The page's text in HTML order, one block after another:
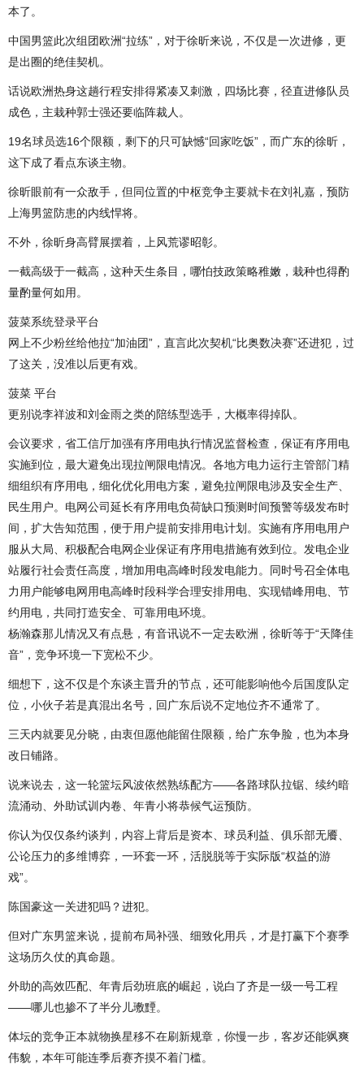
本了。
中国男篮此次组团欧洲“拉练”，对于徐昕来说，不仅是一次进修，更
是出圈的绝佳契机。
话说欧洲热身这趟行程安排得紧凑又刺激，四场比赛，径直进修队员
成色，主栽种郭士强还要临阵裁人。
19名球员选16个限额，剩下的只可缺憾“回家吃饭”，而广东的徐昕，
这下成了看点东谈主物。
徐昕眼前有一众敌手，但同位置的中枢竞争主要就卡在刘礼嘉，预防
上海男篮防患的内线悍将。
不外，徐昕身高臂展摆着，上风荒谬昭彰。
一截高级于一截高，这种天生条目，哪怕技政策略稚嫩，栽种也得酌
量酌量何如用。
菠菜系统登录平台
网上不少粉丝给他拉“加油团”，直言此次契机“比奥数决赛”还进犯，过
了这关，没准以后更有戏。
菠菜 平台
更别说李祥波和刘金雨之类的陪练型选手，大概率得掉队。
会议要求，省工信厅加强有序用电执行情况监督检查，保证有序用电
实施到位，最大避免出现拉闸限电情况。各地方电力运行主管部门精
细组织有序用电，细化优化用电方案，避免拉闸限电涉及安全生产、
民生用户。电网公司延长有序用电负荷缺口预测时间预警等级发布时
间，扩大告知范围，便于用户提前安排用电计划。实施有序用电用户
服从大局、积极配合电网企业保证有序用电措施有效到位。发电企业
站履行社会责任高度，增加用电高峰时段发电能力。同时号召全体电
力用户能够电网用电高峰时段科学合理安排用电、实现错峰用电、节
约用电，共同打造安全、可靠用电环境。
杨瀚森那儿情况又有点悬，有音讯说不一定去欧洲，徐昕等于“天降佳
音”，竞争环境一下宽松不少。
细想下，这不仅是个东谈主晋升的节点，还可能影响他今后国度队定
位，小伙子若是真混出名号，回广东后说不定地位齐不通常了。
三天内就要见分晓，由衷但愿他能留住限额，给广东争脸，也为本身
改日铺路。
说来说去，这一轮篮坛风波依然熟练配方——各路球队拉锯、续约暗
流涌动、外助试训内卷、年青小将恭候气运预防。
你认为仅仅条约谈判，内容上背后是资本、球员利益、俱乐部无餍、
公论压力的多维博弈，一环套一环，活脱脱等于实际版“权益的游
戏”。
陈国豪这一关进犯吗？进犯。
但对广东男篮来说，提前布局补强、细致化用兵，才是打赢下个赛季
这场历久仗的真命题。
外助的高效匹配、年青后劲班底的崛起，说白了齐是一级一号工程
——哪儿也掺不了半分儿璷黫。
体坛的竞争正本就物换星移不在刷新规章，你慢一步，客岁还能飒爽
伟貌，本年可能连季后赛齐摸不着门槛。